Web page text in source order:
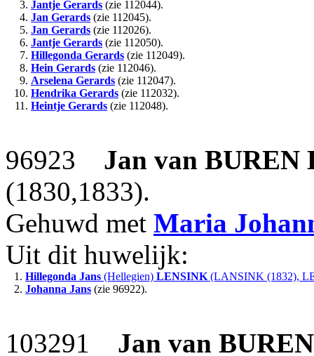
3. Jantje Gerards (zie 112044).
4. Jan Gerards (zie 112045).
5. Jan Gerards (zie 112026).
6. Jantje Gerards (zie 112050).
7. Hillegonda Gerards (zie 112049).
8. Hein Gerards (zie 112046).
9. Arselena Gerards (zie 112047).
10. Hendrika Gerards (zie 112032).
11. Heintje Gerards (zie 112048).
96923 Jan van BUREN
(1830,1833).
Gehuwd met Maria
Uit dit huwelijk:
1. Hillegonda Jans (Hellegien) LENSINK (LANSINK (1832),
2. Johanna Jans (zie 96922).
103291 Jan van